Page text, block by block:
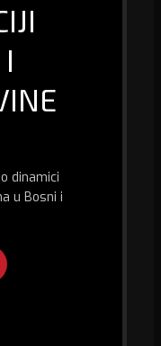
dinamici
u Bosni i
tehnologije, kao
FISKALNIH